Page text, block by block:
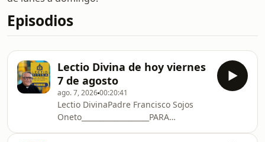
Episodios
Lectio Divina de hoy viernes
7 de agosto
ago. 7, 202600:20:41
Lectio DivinaPadre Francisco Sojos
Oneto___________________PARA